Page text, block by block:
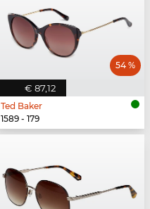
€ 87,12
54 %
Ted Baker
1589 - 179